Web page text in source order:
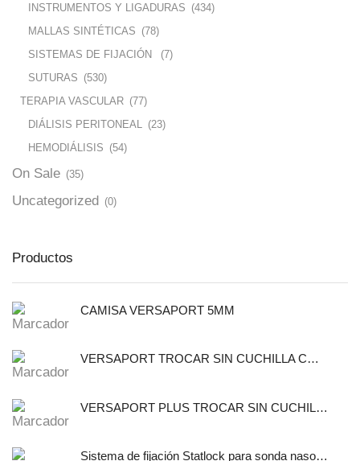
INSTRUMENTOS Y LIGADURAS (434)
MALLAS SINTÉTICAS (78)
SISTEMAS DE FIJACIÓN
(7)
SUTURAS (530)
TERAPIA VASCULAR (77)
DIÁLISIS PERITONEAL
(23)
HEMODIÁLISIS (54)
On Sale (35)
Uncategorized (0)
Productos
CAMISA VERSAPORT 5MM
VERSAPORT TROCAR SIN CUCHILLA CON CANULA DE FIJACION 5MM
VERSAPORT PLUS TROCAR SIN CUCHILLA CON CANULA DE
Sistema de fijación Statlock para sonda nasogástrica y sondas de alimentación enteral, tamaño pediátrico, auto adherible.